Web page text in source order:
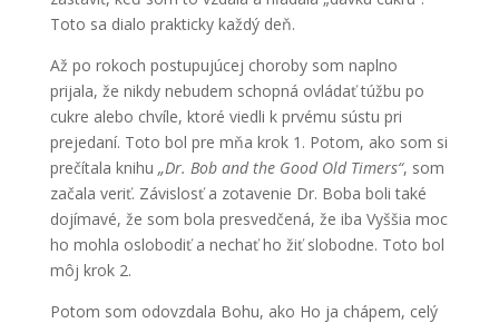
Toto sa dialo prakticky každý deň.
Až po rokoch postupujúcej choroby som naplno
prijala, že nikdy nebudem schopná ovládať túžbu po
cukre alebo chvíle, ktoré viedli k prvému sústu pri
prejedaní. Toto bol pre mňa krok 1. Potom, ako som si
prečítala knihu „Dr. Bob and the Good Old Timers“, som
začala veriť. Závislosť a zotavenie Dr. Boba boli také
dojímavé, že som bola presvedčená, že iba Vyššia moc
ho mohla oslobodiť a nechať ho žiť slobodne. Toto bol
môj krok 2.
Potom som odovzdala Bohu, ako Ho ja chápem, celý